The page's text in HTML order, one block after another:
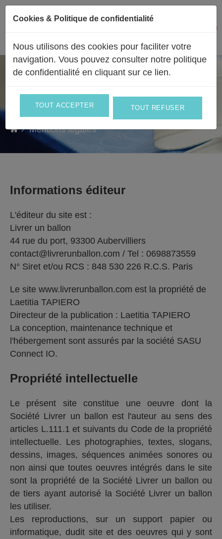
Passer au contenu
Pour ne pas laisser de place au hasard
MENTIONSLÉGALES
Mentions légales
Informations éditeur
L'éditeur du site est :
Livrer un ballon
44 rue du port, 93300 Aubervilliers
contact@livrerunballon.com / Tel : 0698873559
N° Siret et/ou RCS : 848 530 226 R.C.S. Paris
Le site www.livrerunballon.com est la propriété de
Laetitia TAPIERO
Directeur de la publication : Laetitia TAPIERO
La conception, maintenance technique et
l'hébergement sont assurés par la société SASU
Connect IO.
Propriété intellectuelle
Le présent site constitue une oeuvre dont la
Société Livrer un ballon est l'auteur au sens des
articles L.111.1 et suivants du Code de la propriété
intellectuelle. Les photographies, textes, slogans,
dessins, images, séquences animées sonores ou
non ainsi que toutes oeuvres intégrés dans le site
sont la propriété de la Société Livrer un ballon ou
de tiers ayant autorisé la Société Livrer un ballon
les utiliser.
Les reproductions, sur un support papier ou
informatique, dudit site et des oeuvres qui y sont
Cookies & Politique de confidentialité
Nous utilisons des cookies pour faciliter votre
navigation. Vous pouvez consulter notre politique
de confidentialité en cliquant sur ce lien.
TOUT ACCEPTER TOUT REFUSER